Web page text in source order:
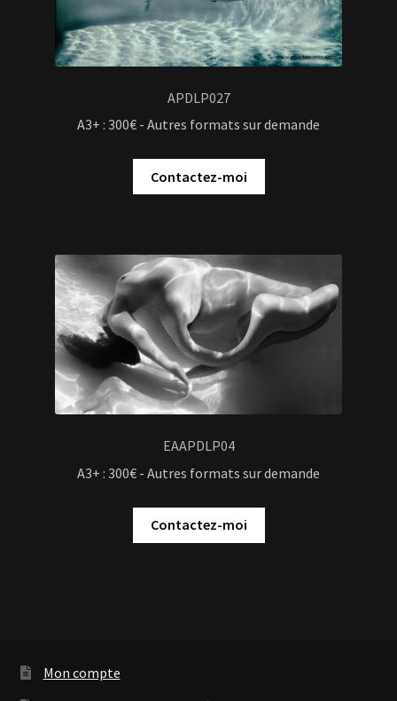
APDLP027
A3+ : 300€ - Autres formats sur demande
Contactez-moi
EAAPDLP04
A3+ : 300€ - Autres formats sur demande
Contactez-moi
Mon compte